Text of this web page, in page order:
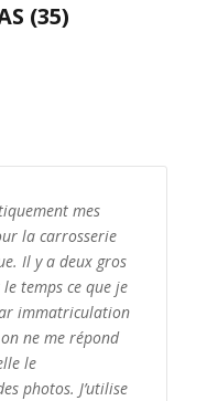
(35)
mes
la carrosserie
Il y a deux gros
temps ce que je
immatriculation
ne me répond
le
photos. J’utilise